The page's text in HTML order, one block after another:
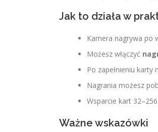
Jak to działa w
Kamera nagrywa po
Możesz włączyć
Po zapełnieniu karty
Nagrania możesz
Wsparcie kart
Ważne wskazówki